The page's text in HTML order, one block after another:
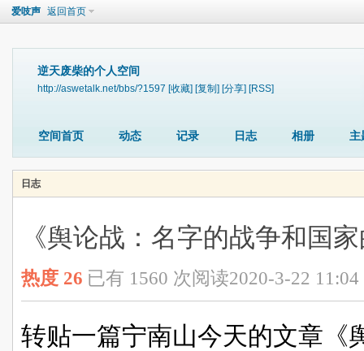
爱吱声 返回首页
逆天废柴的个人空间
http://aswetalk.net/bbs/?1597 [收藏] [复制] [分享] [RSS]
空间首页 动态 记录 日志 相册 主
日志
《舆论战：名字的战争和国
热度 26 已有 1560 次阅读2020-3-22 11:04
转贴一篇宁南山今天的文章《